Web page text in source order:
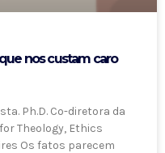
nos custam caro
Ph.D. Co-diretora da
for Theology, Ethics
Os fatos parecem